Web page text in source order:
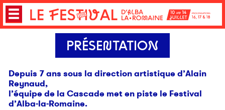
PRÉSENTATION
Depuis 7 ans sous la direction artistique d’Alain
Reynaud,
l’équipe de la Cascade met en piste le Festival
d’Alba-la-Romaine.